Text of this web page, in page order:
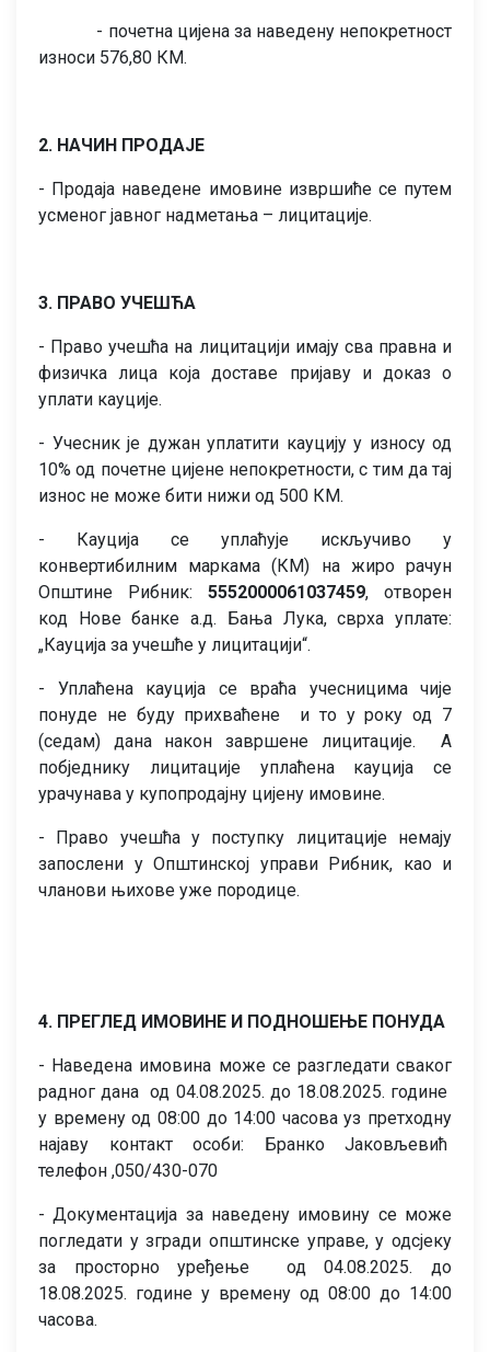
- почетна цијена за наведену непокретност
износи 576,80 КМ.
2. НАЧИН ПРОДАЈЕ
- Продаја наведене имовине извршиће се путем
усменог јавног надметања – лицитације.
3. ПРАВО УЧЕШЋА
- Право учешћа на лицитацији имају сва правна и
физичка лица која доставе пријаву и доказ о
уплати кауције.
- Учесник је дужан уплатити кауцију у износу од
10% од почетне цијене непокретности, с тим да тај
износ не може бити нижи од 500 КМ.
- Кауција се уплаћује искључиво у
конвертибилним маркама (КМ) на жиро рачун
Општине Рибник: 5552000061037459, отворен
код Нове банке а.д. Бања Лука, сврха уплате:
„Кауција за учешће у лицитацији“.
- Уплаћена кауција се враћа учесницима чије
понуде не буду прихваћене и то у року од 7
(седам) дана након завршене лицитације. А
побједнику лицитације уплаћена кауција се
урачунава у купопродајну цијену имовине.
- Право учешћа у поступку лицитације немају
запослени у Општинској управи Рибник, као и
чланови њихове уже породице.
4. ПРЕГЛЕД ИМОВИНЕ И ПОДНОШЕЊЕ ПОНУДА
- Наведена имовина може се разгледати сваког
радног дана од 04.08.2025. до 18.08.2025. године
у времену од 08:00 до 14:00 часова уз претходну
најаву контакт особи: Бранко Јаковљевић
телефон ,050/430-070
- Документација за наведену имовину се може
погледати у згради општинске управе, у одсјеку
за просторно уређење од 04.08.2025. до
18.08.2025. године у времену од 08:00 до 14:00
часова.